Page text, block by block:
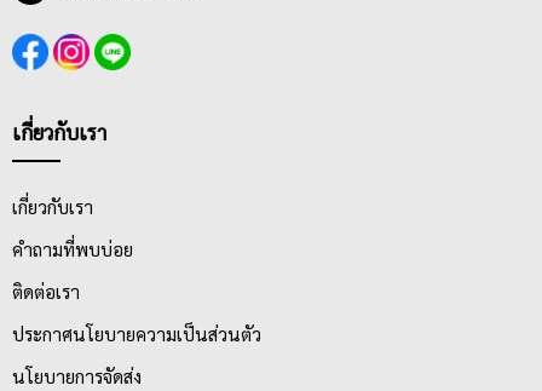
เกี่ยวกับเรา
เกี่ยวกับเรา
คำถามที่พบบ่อย
ติดต่อเรา
ประกาศนโยบายความเป็นส่วนตัว
นโยบายการจัดส่ง